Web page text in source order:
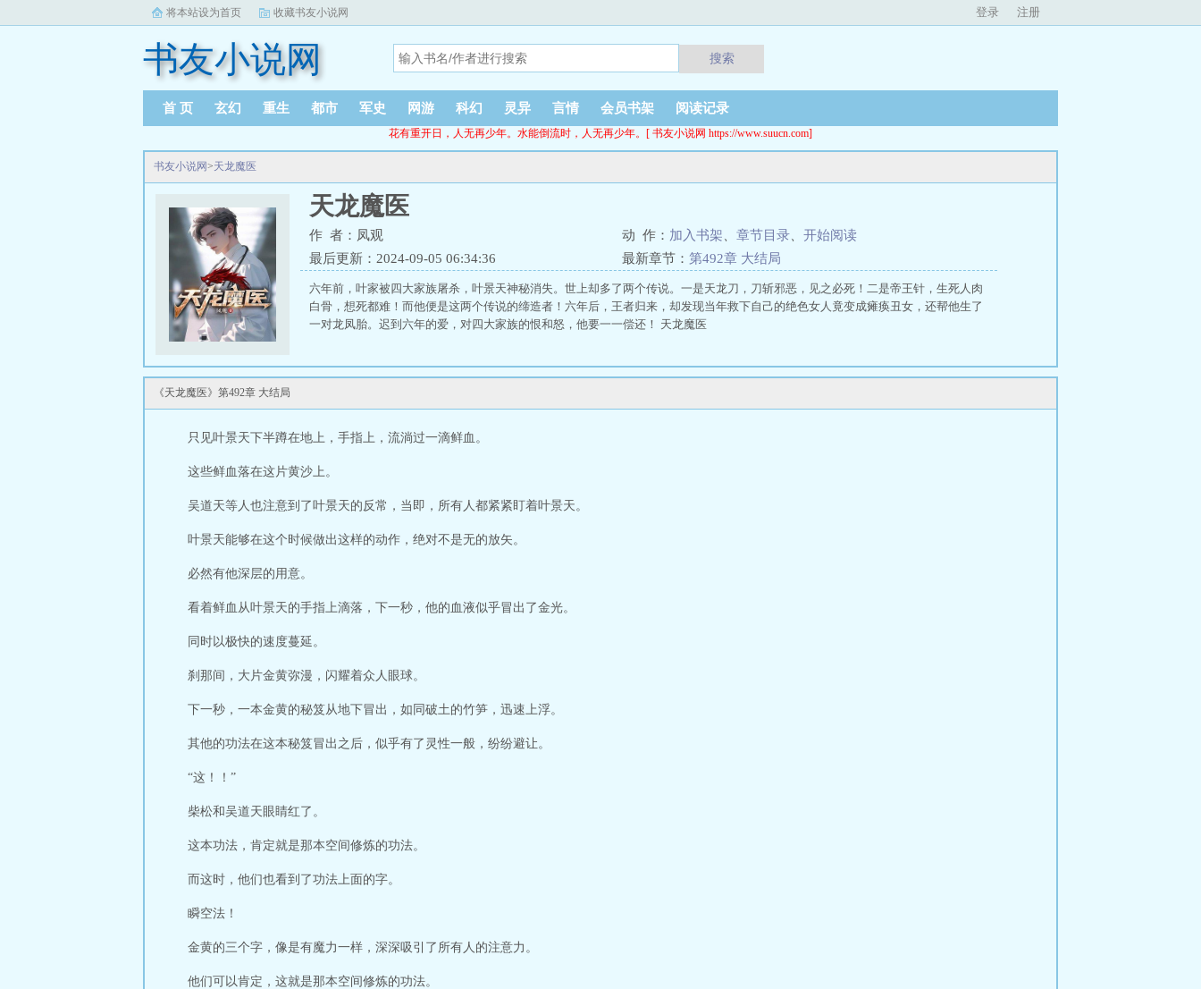
将本站设为首页 收藏书友小说网 登录 注册
书友小说网 搜索
首 页 玄幻 重生 都市 军史 网游 科幻 灵异 言情 会员书架 阅读记录
花有重开日，人无再少年。水能倒流时，人无再少年。[ 书友小说网 https://www.suucn.com]
书友小说网>天龙魔医
天龙魔医
作 者：凤观 动 作： 加入书架 章节目录
开始阅读
最后更新：2024-09-05 06:34:36
最新章节： 第492章 大结局
六年前，叶家被四大家族屠杀，叶景天神秘消失。世上却多了两个传说。一是天龙刀，刀斩邪恶，见之必死！二是帝王针，生死人肉
白骨，想死都难！而他便是这两个传说的缔造者！六年后，王者归来，却发现当年救下自己的绝色女人竟变成瘫痪丑女，还帮他生了
一对龙凤胎。迟到六年的爱，对四大家族的恨和怒，他要一一偿还！ 天龙魔医
《天龙魔医》第492章 大结局
只见叶景天下半蹲在地上，手指上，流淌过一滴鲜血。
这些鲜血落在这片黄沙上。
吴道天等人也注意到了叶景天的反常，当即，所有人都紧紧盯着叶景天。
叶景天能够在这个时候做出这样的动作，绝对不是无的放矢。
必然有他深层的用意。
看着鲜血从叶景天的手指上滴落，下一秒，他的血液似乎冒出了金光。
同时以极快的速度蔓延。
刹那间，大片金黄弥漫，闪耀着众人眼球。
下一秒，一本金黄的秘笈从地下冒出，如同破土的竹笋，迅速上浮。
其他的功法在这本秘笈冒出之后，似乎有了灵性一般，纷纷避让。
“这！！”
柴松和吴道天眼睛红了。
这本功法，肯定就是那本空间修炼的功法。
而这时，他们也看到了功法上面的字。
瞬空法！
金黄的三个字，像是有魔力一样，深深吸引了所有人的注意力。
他们可以肯定，这就是那本空间修炼的功法。